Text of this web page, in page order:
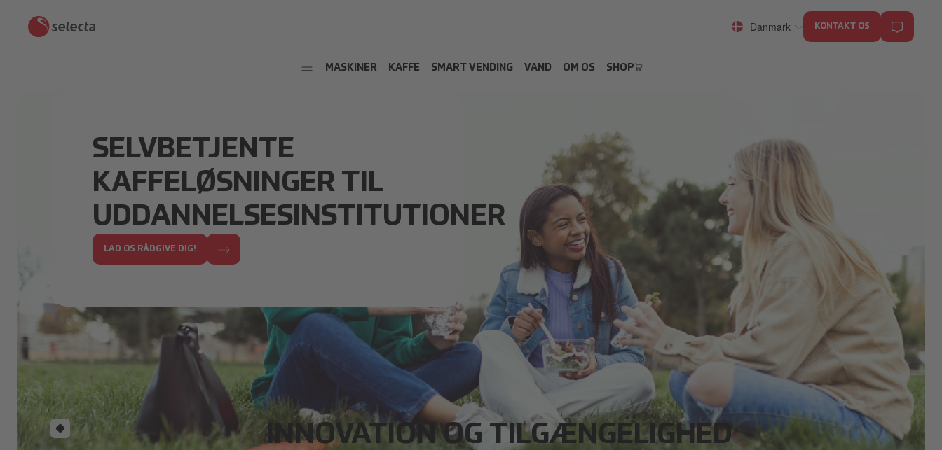
Danmark KONTAKT OS
MASKINER KAFFE SMART VENDING VAND OM OS SHOP
SELVBETJENTE
KAFFELØSNINGER TIL
UDDANNELSESINSTITUTIONER
LAD OS RÅDGIVE DIG!
INNOVATION OG TILGÆNGELIGHED